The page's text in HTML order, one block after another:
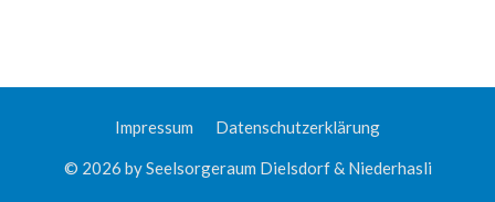
Impressum Datenschutzerklärung
© 2026 by Seelsorgeraum Dielsdorf & Niederhasli